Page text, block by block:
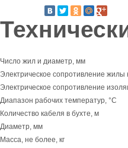
Число жил и диаметр, мм
Электрическое сопротивление
Электрическое сопротивление
Диапазон рабочих температур, °С
Количество кабеля в бухте, м
Диаметр, мм
Масса, не более, кг